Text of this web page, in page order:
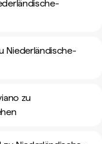
Niederländische-
zu